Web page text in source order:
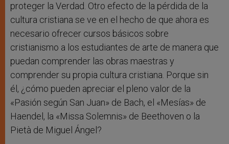
proteger la Verdad. Otro efecto de la pérdida de la
cultura cristiana se ve en el hecho de que ahora es
necesario ofrecer cursos básicos sobre
cristianismo a los estudiantes de arte de manera que
puedan comprender las obras maestras y
comprender su propia cultura cristiana. Porque sin
él, ¿cómo pueden apreciar el pleno valor de la
«Pasión según San Juan» de Bach, el «Mesías» de
Haendel, la «Missa Solemnis» de Beethoven o la
Pietà de Miguel Ángel?